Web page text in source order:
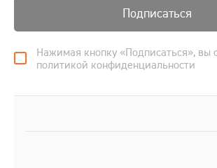
Подписаться
Нажимая кнопку «Подписаться», вы
политикой конфиденциальности